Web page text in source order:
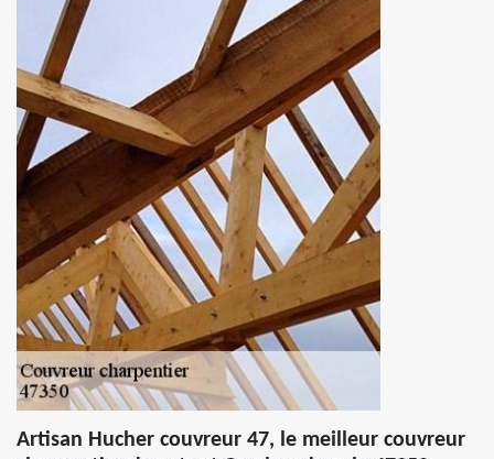
Artisan Hucher couvreur 47, le meilleur couvreur